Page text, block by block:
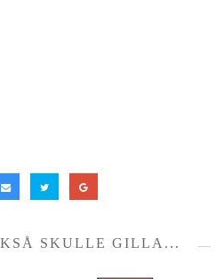
SKULLE GILLA...